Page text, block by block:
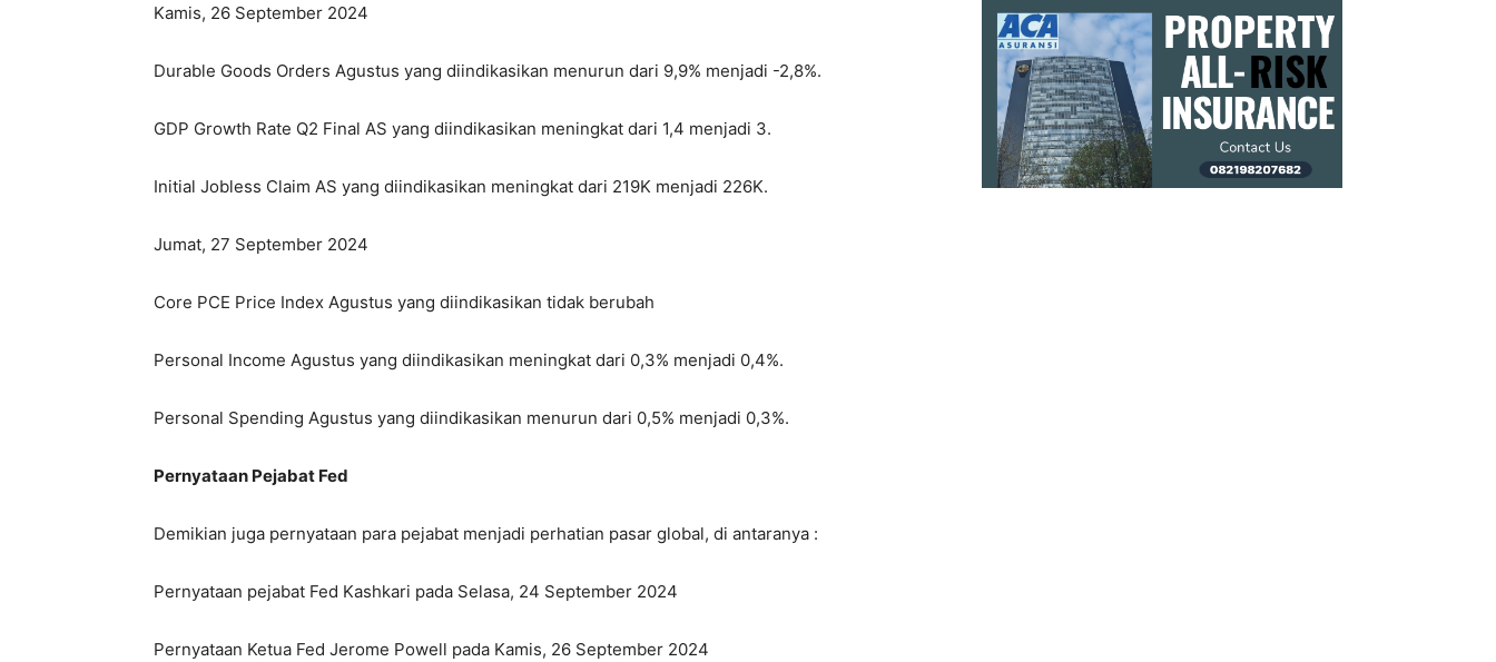
Kamis, 26 September 2024
Durable Goods Orders Agustus yang diindikasikan menurun dari 9,9% menjadi -2,8%.
GDP Growth Rate Q2 Final AS yang diindikasikan meningkat dari 1,4 menjadi 3.
Initial Jobless Claim AS yang diindikasikan meningkat dari 219K menjadi 226K.
Jumat, 27 September 2024
Core PCE Price Index Agustus yang diindikasikan tidak berubah
Personal Income Agustus yang diindikasikan meningkat dari 0,3% menjadi 0,4%.
Personal Spending Agustus yang diindikasikan menurun dari 0,5% menjadi 0,3%.
Pernyataan Pejabat Fed
Demikian juga pernyataan para pejabat menjadi perhatian pasar global, di antaranya :
Pernyataan pejabat Fed Kashkari pada Selasa, 24 September 2024
Pernyataan Ketua Fed Jerome Powell pada Kamis, 26 September 2024